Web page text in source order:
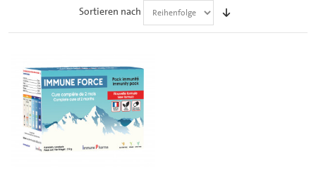
Sortieren nach